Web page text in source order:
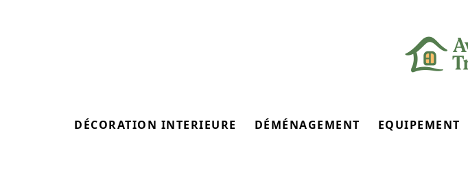
DÉCORATION INTERIEURE DÉMÉNAGEMENT EQUIPEMENT